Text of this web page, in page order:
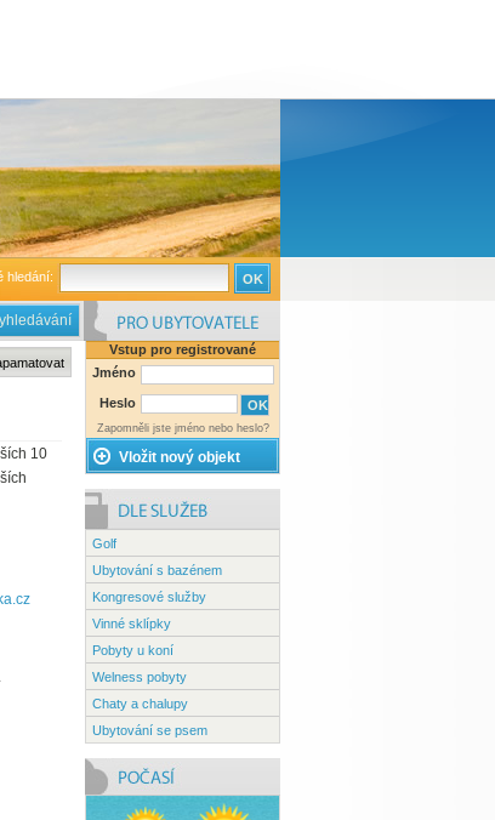
hledání:
10
ubytovatele
Vstup pro registrované
Jméno
Heslo
Zapomněli jste jméno nebo heslo?
Vložit nový objekt
Golf
Ubytování s bazénem
Kongresové služby
Vinné sklípky
Pobyty u koní
Welness pobyty
Chaty a chalupy
Ubytování se psem